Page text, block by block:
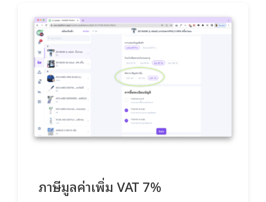
ภาษีมูลค่าเพิ่ม VAT 7%